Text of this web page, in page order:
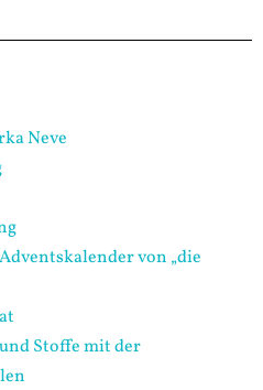
Neve
von „die
Stoffe mit der